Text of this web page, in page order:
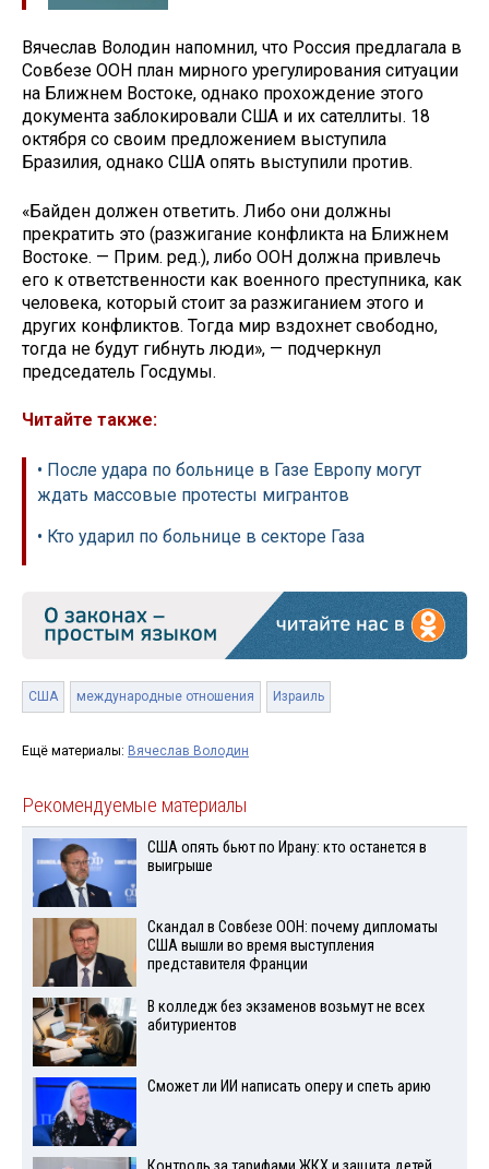
Вячеслав Володин напомнил, что Россия предлагала в
Совбезе ООН план мирного урегулирования ситуации
на Ближнем Востоке, однако прохождение этого
документа заблокировали США и их сателлиты. 18
октября со своим предложением выступила
Бразилия, однако США опять выступили против.
«Байден должен ответить. Либо они должны
прекратить это (разжигание конфликта на Ближнем
Востоке. — Прим. ред.), либо ООН должна привлечь
его к ответственности как военного преступника, как
человека, который стоит за разжиганием этого и
других конфликтов. Тогда мир вздохнет свободно,
тогда не будут гибнуть люди», — подчеркнул
председатель Госдумы.
Читайте также:
• После удара по больнице в Газе Европу могут
ждать массовые протесты мигрантов
• Кто ударил по больнице в секторе Газа
США международные отношения Израиль
Ещё материалы: Вячеслав Володин
Рекомендуемые материалы
США опять бьют по Ирану: кто останется в
выигрыше
Скандал в Совбезе ООН: почему дипломаты
США вышли во время выступления
представителя Франции
В колледж без экзаменов возьмут не всех
абитуриентов
Сможет ли ИИ написать оперу и спеть арию